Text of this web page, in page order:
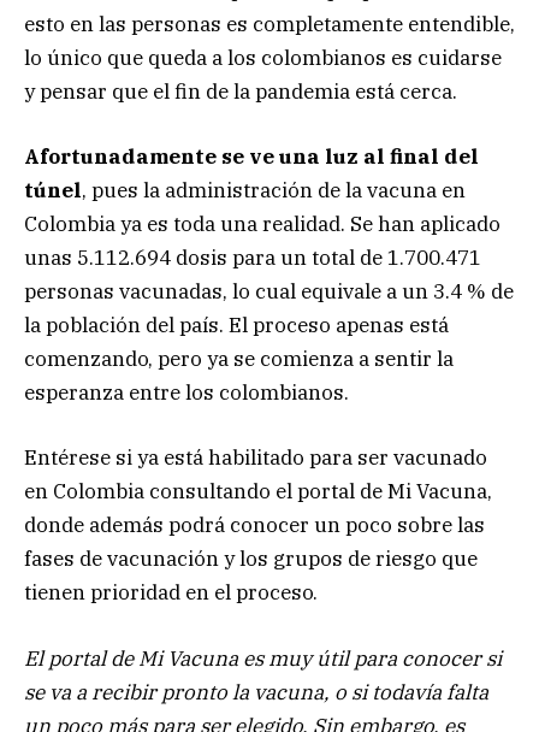
esto en las personas es completamente entendible,
lo único que queda a los colombianos es cuidarse
y pensar que el fin de la pandemia está cerca.
Afortunadamente se ve una luz al final del
túnel, pues la administración de la vacuna en
Colombia ya es toda una realidad. Se han aplicado
unas 5.112.694 dosis para un total de 1.700.471
personas vacunadas, lo cual equivale a un 3.4 % de
la población del país. El proceso apenas está
comenzando, pero ya se comienza a sentir la
esperanza entre los colombianos.
Entérese si ya está habilitado para ser vacunado
en Colombia consultando el portal de Mi Vacuna,
donde además podrá conocer un poco sobre las
fases de vacunación y los grupos de riesgo que
tienen prioridad en el proceso.
El portal de Mi Vacuna es muy útil para conocer si
se va a recibir pronto la vacuna, o si todavía falta
un poco más para ser elegido. Sin embargo, es